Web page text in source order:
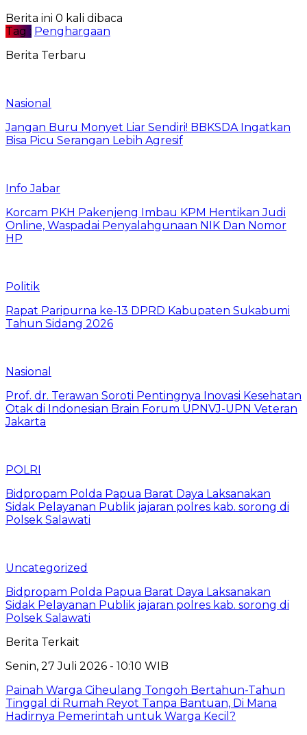
Berita ini 0 kali dibaca
Tag : Penghargaan
Berita Terbaru
Nasional
Jangan Buru Monyet Liar Sendiri! BBKSDA Ingatkan
Bisa Picu Serangan Lebih Agresif
Info Jabar
Korcam PKH Pakenjeng Imbau KPM Hentikan Judi
Online, Waspadai Penyalahgunaan NIK Dan Nomor
HP
Politik
Rapat Paripurna ke-13 DPRD Kabupaten Sukabumi
Tahun Sidang 2026
Nasional
Prof. dr. Terawan Soroti Pentingnya Inovasi Kesehatan
Otak di Indonesian Brain Forum UPNVJ-UPN Veteran
Jakarta
POLRI
Bidpropam Polda Papua Barat Daya Laksanakan
Sidak Pelayanan Publik jajaran polres kab. sorong di
Polsek Salawati
Uncategorized
Bidpropam Polda Papua Barat Daya Laksanakan
Sidak Pelayanan Publik jajaran polres kab. sorong di
Polsek Salawati
Berita Terkait
Senin, 27 Juli 2026 - 10:10 WIB
Painah Warga Ciheulang Tongoh Bertahun-Tahun
Tinggal di Rumah Reyot Tanpa Bantuan, Di Mana
Hadirnya Pemerintah untuk Warga Kecil?